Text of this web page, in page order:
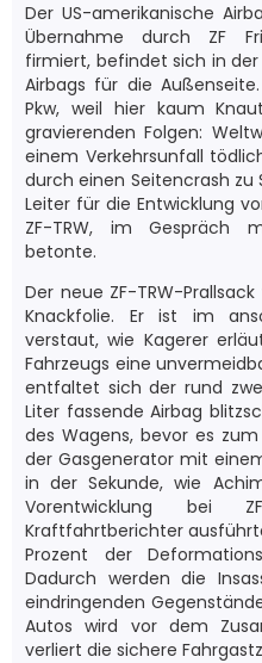
Der US-amerikanische
Übernahme durch ZF
firmiert, befindet sich in
Airbags für die
Pkw, weil hier kaum
gravierenden Folgen:
einem Verkehrsunfall
durch einen Seitencrash zu
Leiter für die Entwicklung
ZF-TRW, im Gespräch
betonte.
Der neue ZF-TRW-
Knackfolie. Er ist im
verstaut, wie Kagerer
Fahrzeugs eine
entfaltet sich der rund
Liter fassende Airbag
des Wagens, bevor es
der Gasgenerator mit
in der Sekunde, wie
Vorentwicklung bei
Kraftfahrtberichter
Prozent der
Dadurch werden die
eindringenden
Autos wird vor dem
verliert die sichere